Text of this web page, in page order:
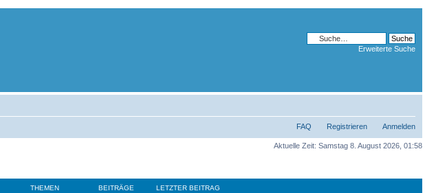
Erweiterte Suche
FAQ Registrieren Anmelden
Aktuelle Zeit: Samstag 8. August 2026, 01:58
THEMEN BEITRÄGE LETZTER BEITRAG